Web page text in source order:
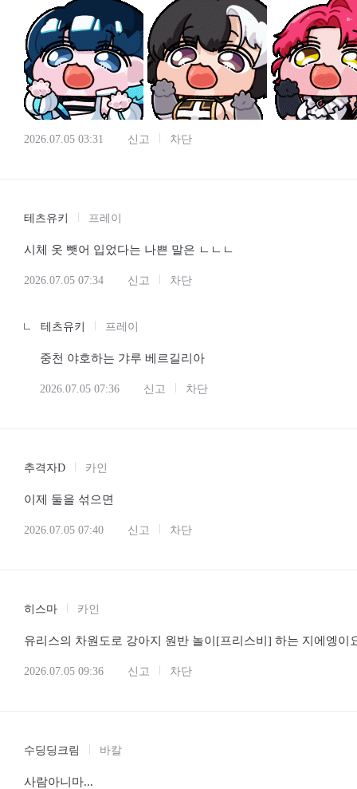
2026.07.05 03:31 신고 차단
테츠유키 프레이
시체 옷 뺏어 입었다는 나쁜 말은 ㄴㄴㄴ
2026.07.05 07:34 신고 차단
테츠유키 프레이
중천 야호하는 갸루 베르길리아
2026.07.05 07:36 신고 차단
추격자D 카인
이제 둘을 섞으면
2026.07.05 07:40 신고 차단
히스마 카인
유리스의 차원도로 강아지 원반 놀이[프리스비] 하는 지에엥이
2026.07.05 09:36 신고 차단
수딩딩크림 바칼
사람아니마...